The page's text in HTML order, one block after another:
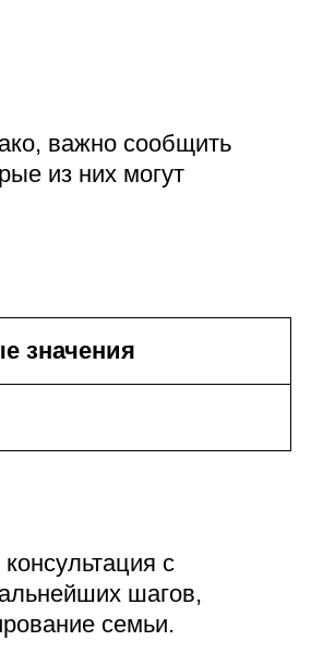
важно сообщить
из них могут
значения
с
шагов,
семьи.